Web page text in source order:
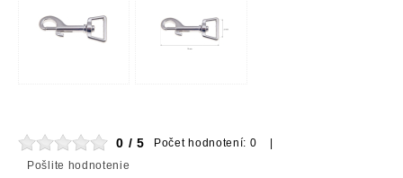
0 / 5
Počet hodnotení: 0 |
Pošlite hodnotenie